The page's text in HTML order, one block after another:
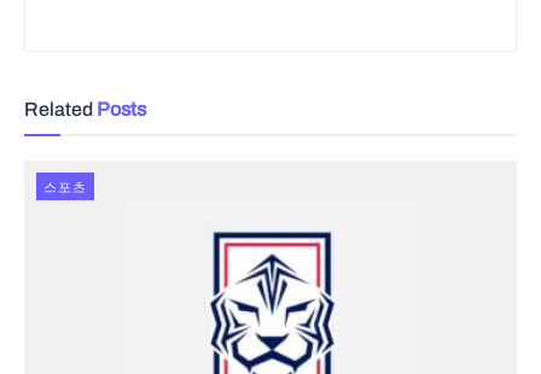
Related Posts
스포츠